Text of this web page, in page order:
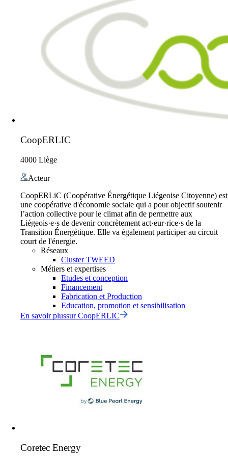
CoopERLIC
4000 Liège
Acteur
CoopERLiC (Coopérative Énergétique Liégeoise Citoyenne) est
une coopérative d'économie sociale qui a pour objectif soutenir
l’action collective pour le climat afin de permettre aux
Liégeois·e·s de devenir concrètement act·eur·rice·s de la
Transition Énergétique. Elle va également participer au circuit
court de l'énergie.
Réseaux
Cluster TWEED
Métiers et expertises
Etudes et conception
Financement
Fabrication et Production
Education, promotion et sensibilisation
En savoir plussurCoopERLIC
Coretec Energy